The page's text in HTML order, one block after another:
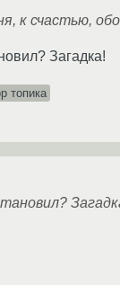
к счастью,
Загадка!
топика